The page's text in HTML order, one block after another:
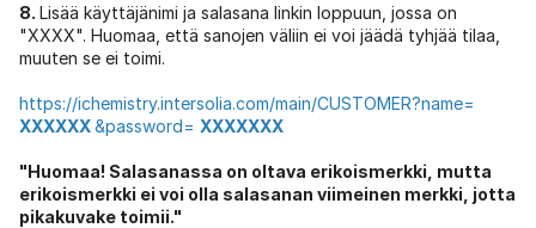
8. Lisää käyttäjänimi ja salasana linkin loppuun, jossa on
"XXXX". Huomaa, että sanojen väliin ei voi jäädä tyhjää tilaa,
muuten se ei toimi.
https://ichemistry.intersolia.com/main/CUSTOMER?name=
XXXXXX&password= XXXXXXX
"Huomaa! Salasanassa on oltava erikoismerkki, mutta
erikoismerkki ei voi olla salasanan viimeinen merkki, jotta
pikakuvake toimii."